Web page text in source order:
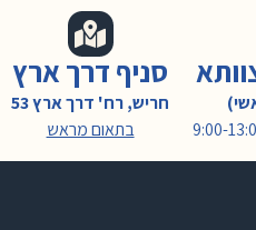
סניף דרך ארץ
חריש, רח' דרך ארץ 53
בתאום מראש